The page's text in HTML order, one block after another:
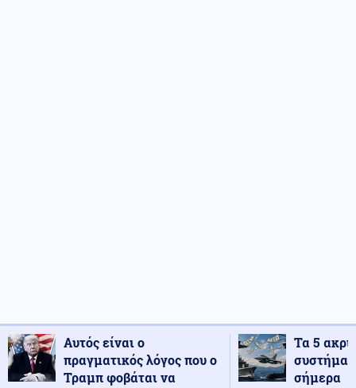
Αυτός είναι ο
πραγματικός λόγος που ο
Τραμπ φοβάται να
Τα 5
σήμερα